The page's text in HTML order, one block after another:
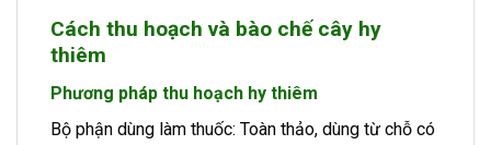
Cách thu hoạch và bào chế cây hy
thiêm
Phương pháp thu hoạch hy thiêm
Bộ phận dùng làm thuốc: Toàn thảo, dùng từ chỗ có